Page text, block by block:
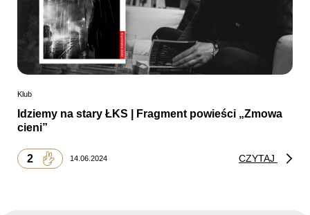
Klub
Idziemy na stary ŁKS | Fragment powieści „Zmowa
cieni”
2 14.06.2024 CZYTAJ